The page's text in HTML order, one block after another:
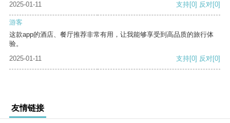
2025-01-11 支持[0] 反对[0]
游客
这款app的酒店、餐厅推荐非常有用，让我能够享受到高品质的旅行体
验。
2025-01-11
支持[0] 反对[0]
友情链接